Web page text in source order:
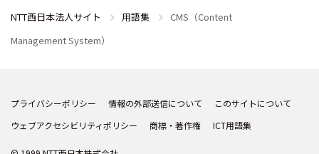
NTT西日本法人サイト 用語集
CMS（Content
Management System）
プライバシーポリシー 情報の外部送信について
このサイトについて
ウェブアクセシビリティポリシー
商標・著作権 ICT用語集